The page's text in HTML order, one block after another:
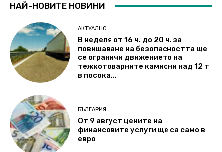
НАЙ-НОВИТЕ НОВИНИ
АКТУАЛНО
В неделя от 16 ч. до 20 ч. за
повишаване на безопасността ще
се ограничи движението на
тежкотоварните камиони над 12 т
в посока...
БЪЛГАРИЯ
От 9 август цените на
финансовите услуги ще са само в
евро